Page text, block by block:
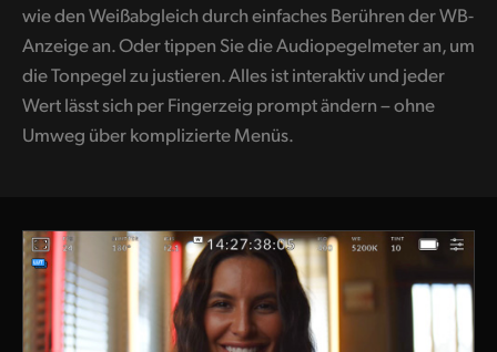
wie den Weißabgleich durch einfaches Berühren der WB-
Anzeige an. Oder tippen Sie die Audiopegelmeter an, um
die Tonpegel zu justieren. Alles ist interaktiv und jeder
Wert lässt sich per Fingerzeig prompt ändern – ohne
Umweg über komplizierte Menüs.